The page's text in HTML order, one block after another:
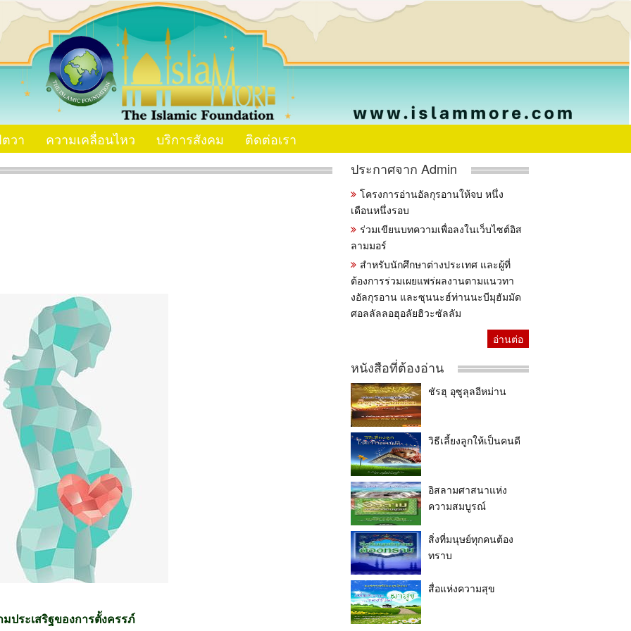
วา ความเคลื่อนไหว บริการสังคม ติดต่อเรา
มประเสริฐของการตั้งครรภ์
ประกาศจาก Admin
โครงการอ่านอัลกุรอานให้จบ หนึ่ง
เดือนหนึ่งรอบ
ร่วมเขียนบทความเพื่อลงในเว็บไซต์อิส
ลามมอร์
สำหรับนักศึกษาต่างประเทศ และผู้ที่
ต้องการร่วมเผยแพร่ผลงานตามแนวทา
งอัลกุรอาน และซุนนะฮ์ท่านนะบีมุฮัมมัด
ศอลลัลลอฮุอลัยฮิวะซัลลัม
อ่านต่อ
หนังสือที่ต้องอ่าน
ชัรฮุ อุซูลุลอีหม่าน
วิธีเลี้ยงลูกให้เป็นคนดี
อิสลามศาสนาแห่ง
ความสมบูรณ์
สิ่งที่มนุษย์ทุกคนต้อง
ทราบ
สื่อแห่งความสุข